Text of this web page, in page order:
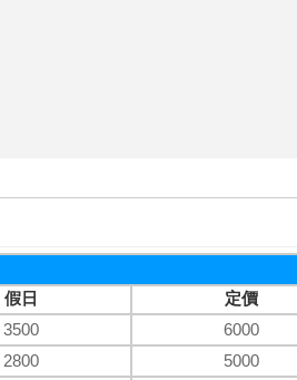
假日
定價
3500
6000
2800
5000